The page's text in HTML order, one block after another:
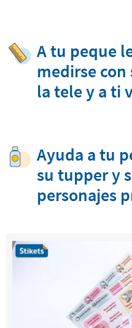
A tu peque
medirse con
la tele y a ti
Ayuda a tu
su tupper y
personajes